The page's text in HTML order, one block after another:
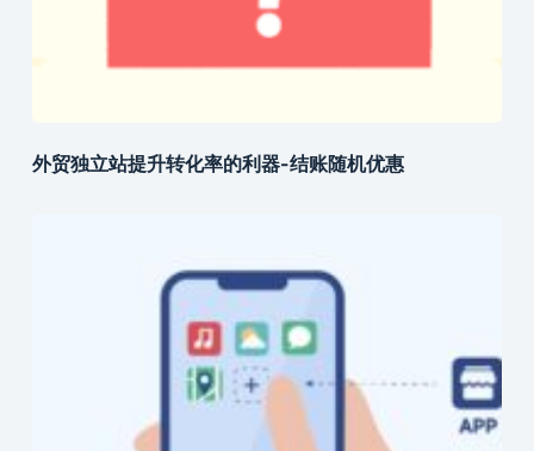
外贸独立站提升转化率的利器-结账随机优惠